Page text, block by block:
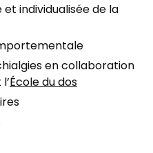
individualisée de la
en collaboration
École du dos